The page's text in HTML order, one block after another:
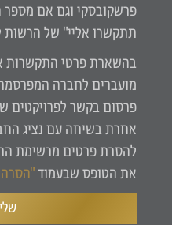
פרשקובסקי וגם אם
תתקשרו אליי" של הרשות
בהשארת פרטי התקשרות
מועברים לחברה
פרסום בקשר
אחרת בשיחה עם נציג
להסרת פרטים מרשימת
את הטופס שבעמוד